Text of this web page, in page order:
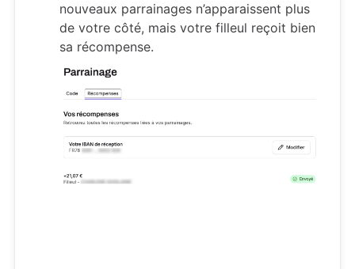
nouveaux parrainages n’apparaissent plus
de votre côté, mais votre filleul reçoit bien
sa récompense.